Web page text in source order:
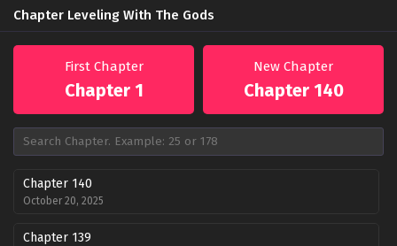
Chapter Leveling With The Gods
First Chapter
Chapter 1
New Chapter
Chapter 140
Chapter 140
October 20, 2025
Chapter 139